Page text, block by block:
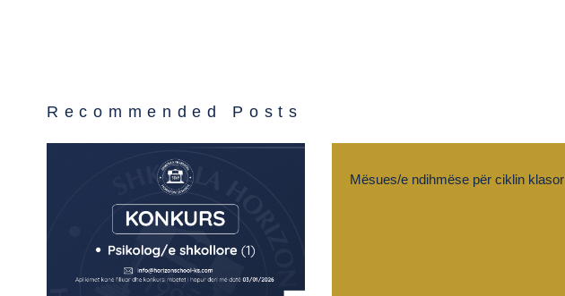
Recommended Posts
Mësues/e ndihmëse për ciklin klasor